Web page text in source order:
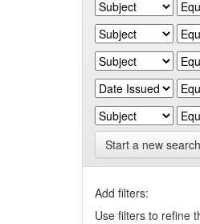
Start a new search
Add filters:
Use filters to refine